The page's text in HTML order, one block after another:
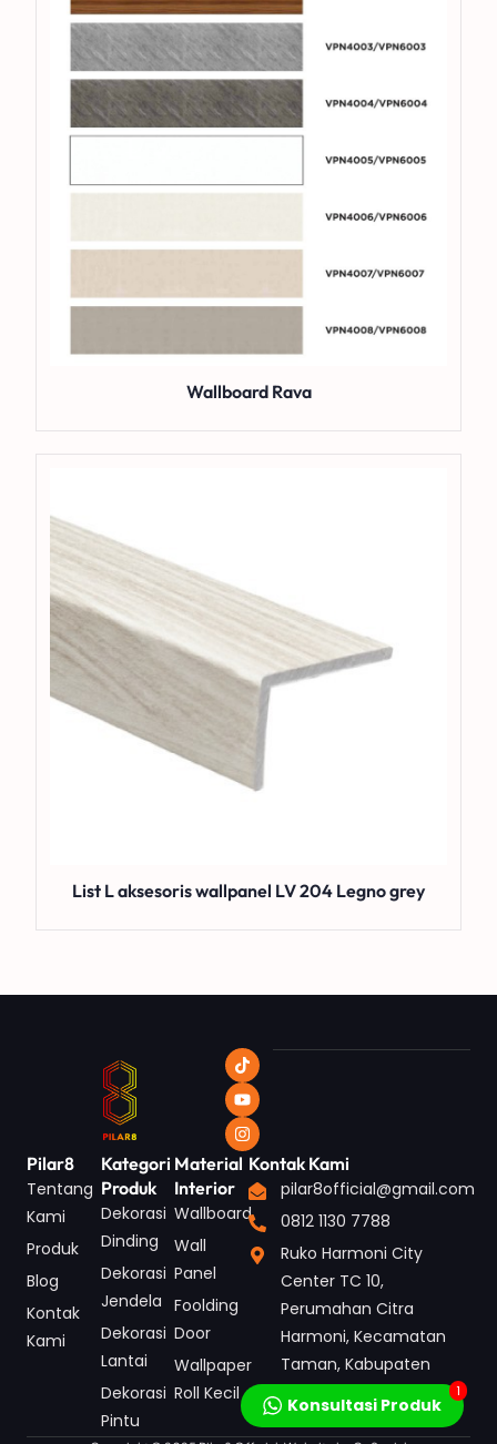
Wallboard Rava
List L aksesoris wallpanel LV 204 Legno grey
Pilar8
Tentang
Kami
Produk
Blog
Kontak
Kami
Kategori
Produk
Dekorasi
Dinding
Dekorasi
Jendela
Dekorasi
Lantai
Dekorasi
Pintu
Material
Interior
Wallboard
Wall
Panel
Foolding
Door
Wallpaper
Roll Kecil
Kontak Kami
pilar8official@gmail.com
0812 1130 7788
Ruko Harmoni City
Center TC 10,
Perumahan Citra
Harmoni, Kecamatan
Taman, Kabupaten
Konsultasi Produk
1